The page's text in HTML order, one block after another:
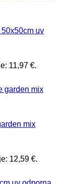
uv
11,97 €.
mix
12,59 €.